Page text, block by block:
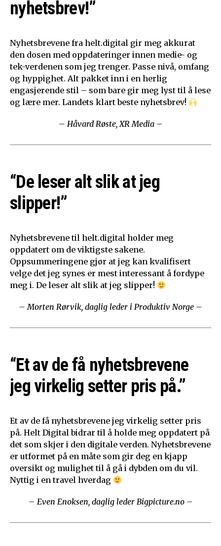
nyhetsbrev!”
Nyhetsbrevene fra helt.digital gir meg akkurat
den dosen med oppdateringer innen medie- og
tek-verdenen som jeg trenger. Passe nivå, omfang
og hyppighet. Alt pakket inn i en herlig
engasjerende stil – som bare gir meg lyst til å lese
og lære mer. Landets klart beste nyhetsbrev!
– Håvard Røste, XR Media –
“De leser alt slik at jeg
slipper!”
Nyhetsbrevene til helt.digital holder meg
oppdatert om de viktigste sakene.
Oppsummeringene gjør at jeg kan kvalifisert
velge det jeg synes er mest interessant å fordype
meg i. De leser alt slik at jeg slipper!
– Morten Rørvik, daglig leder i Produktiv Norge –
“Et av de få nyhetsbrevene
jeg virkelig setter pris på.”
Et av de få nyhetsbrevene jeg virkelig setter pris
på. Helt Digital bidrar til å holde meg oppdatert på
det som skjer i den digitale verden. Nyhetsbrevene
er utformet på en måte som gir deg en kjapp
oversikt og mulighet til å gå i dybden om du vil.
Nyttig i en travel hverdag
– Even Enoksen, daglig leder Bigpicture.no –